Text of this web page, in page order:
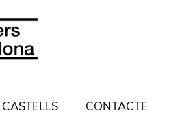
CASTELLS CONTACTE